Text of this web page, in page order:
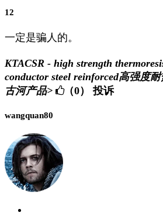
12
一定是骗人的。
KTACSR - high strength
conductor steel reinforced高强度
古河产品>
（0） 投诉
wangquan80